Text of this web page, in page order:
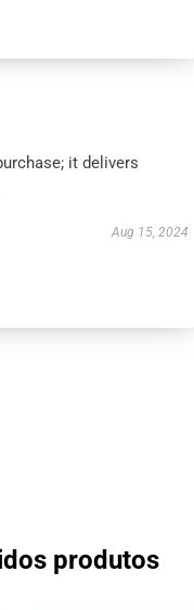
it delivers
Aug 15, 2024
produtos